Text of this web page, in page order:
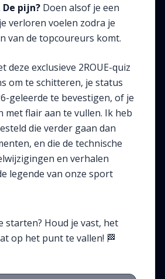
De pijn? Doen alsof je een
verloren voelen zodra je
van de topcoureurs komt.
deze exclusieve 2ROUE-quiz
om te schitteren, je status
geleerde te bevestigen, of je
flair aan te vullen. Ik heb
die verder gaan dan
en die de technische
en verhalen
legende van onze sport
starten? Houd je vast, het
op het punt te vallen! 🏁